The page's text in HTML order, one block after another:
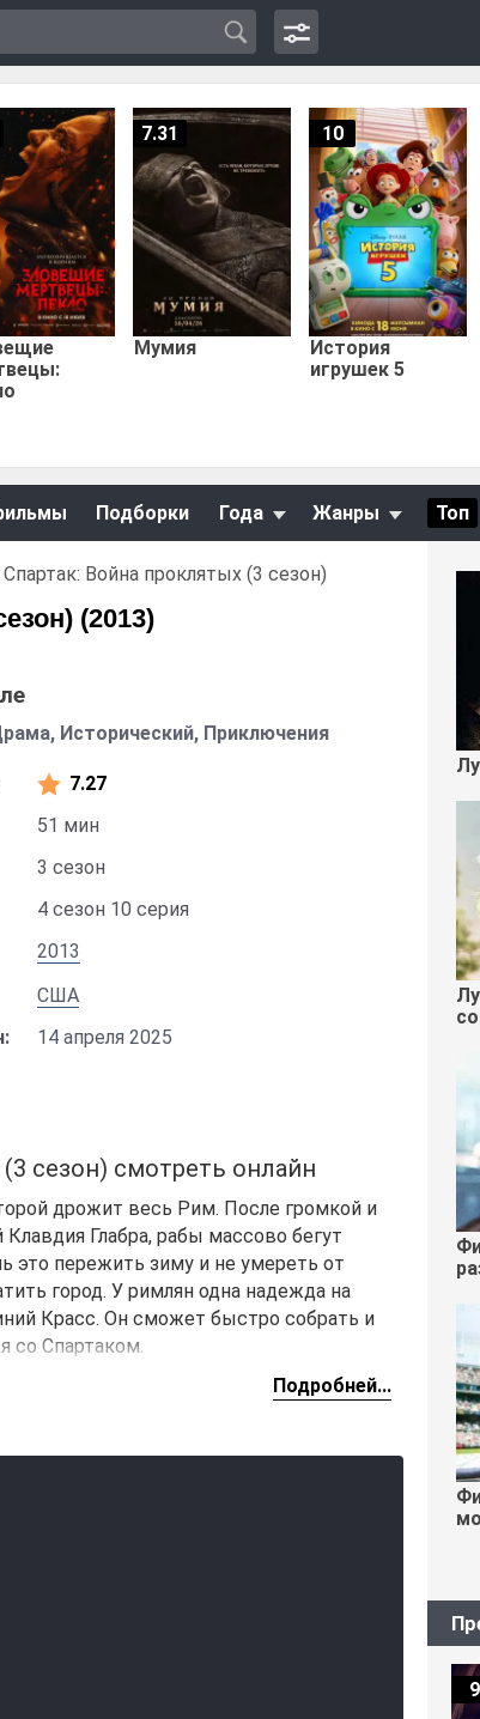
Мумия
7.31
История
игрушек 5
10
Подборки Года Жанры Топ
Спартак: Война проклятых (3 сезон)
(2013)
Исторический, Приключения
7.27
51 мин
3 сезон
4 сезон 10 серия
2013
США
14 апреля 2025
сезон) смотреть онлайн
дрожит весь Рим. После громкой и
Глабра, рабы массово бегут
это пережить зиму и не умереть от
город. У римлян одна надежда на
Красс. Он сможет быстро собрать и
со Спартаком.
Подробней...
9